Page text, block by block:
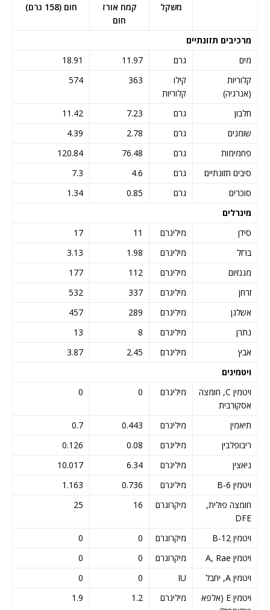
משקל
קמח אורז
חום
חום (158 גרם)
מרכיבים תזונתיים
מים
גרם 11.97
18.91
קלוריות
(אנרגיה)
קילו
קלוריות
363
574
חלבון גרם 7.23
11.42
שומנים
גרם 2.78
4.39
פחמימות
גרם 76.48
120.84
סיבים תזונתיים
גרם 4.6
7.3
סוכרים
גרם 0.85
1.34
מינרלים
סידן
מיליגרם 11
17
ברזל
מיליגרם 1.98
3.13
מגנזיום
מיליגרם 112
177
זרחן
מיליגרם 337
532
אשלגן
מיליגרם 289
457
נתרן
מיליגרם 8
13
אבץ
מיליגרם 2.45
3.87
ויטמינים
ויטמין C, חומצה
אסקורבית
מיליגרם 0
0
תיאמין מיליגרם 0.443
0.7
ריבופלבין
מיליגרם 0.08
0.126
ניאצין
מיליגרם 6.34
10.017
ויטמין B-6
מיליגרם 0.736
1.163
חומצה פולית,
DFE
מיקרוגרם 16
25
ויטמין B-12 מיקרוגרם 0
0
ויטמין A, Rae
מיקרוגרם 0
0
ויטמין A, יחבל
IU
0
0
ויטמין E (אלפא
מיליגרם 1.2
1.9